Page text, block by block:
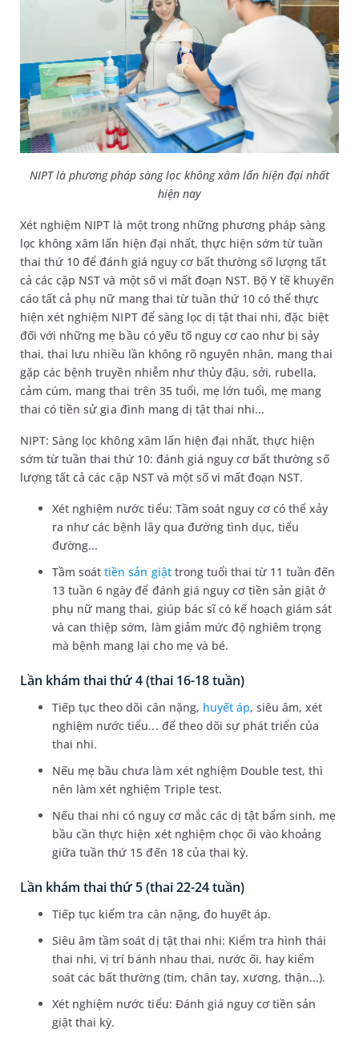
NIPT là phương pháp sàng lọc không xâm lấn hiện đại nhất
hiện nay
Xét nghiệm NIPT là một trong những phương pháp sàng
lọc không xâm lấn hiện đại nhất, thực hiện sớm từ tuần
thai thứ 10 để đánh giá nguy cơ bất thường số lượng tất
cả các cặp NST và một số vi mất đoạn NST. Bộ Y tế khuyến
cáo tất cả phụ nữ mang thai từ tuần thứ 10 có thể thực
hiện xét nghiệm NIPT để sàng lọc dị tật thai nhi, đặc biệt
đối với những mẹ bầu có yếu tố nguy cơ cao như bị sảy
thai, thai lưu nhiều lần không rõ nguyên nhân, mang thai
gặp các bệnh truyền nhiễm như thủy đậu, sởi, rubella,
cảm cúm, mang thai trên 35 tuổi, mẹ lớn tuổi, mẹ mang
thai có tiền sử gia đình mang dị tật thai nhi...
NIPT: Sàng lọc không xâm lấn hiện đại nhất, thực hiện
sớm từ tuần thai thứ 10: đánh giá nguy cơ bất thường số
lượng tất cả các cặp NST và một số vi mất đoạn NST.
Xét nghiệm nước tiểu: Tầm soát nguy cơ có thể xảy
ra như các bệnh lây qua đường tình dục, tiểu
đường...
Tầm soáttiền sản giậttrong tuổi thai từ 11 tuần đến
13 tuần 6 ngày để đánh giá nguy cơ tiền sản giật ở
phụ nữ mang thai, giúp bác sĩ có kế hoạch giám sát
và can thiệp sớm, làm giảm mức độ nghiêm trọng
mà bệnh mang lại cho mẹ và bé.
Lần khám thai thứ 4 (thai 16-18 tuần)
Tiếp tục theo dõi cân nặng, huyết áp, siêu âm, xét
nghiệm nước tiểu... để theo dõi sự phát triển của
thai nhi.
Nếu mẹ bầu chưa làm xét nghiệm Double test, thì
nên làm xét nghiệm Triple test.
Nếu thai nhi có nguy cơ mắc các dị tật bẩm sinh, mẹ
bầu cần thực hiện xét nghiệm chọc ối vào khoảng
giữa tuần thứ 15 đến 18 của thai kỳ.
Lần khám thai thứ 5 (thai 22-24 tuần)
Tiếp tục kiểm tra cân nặng, đo huyết áp.
Siêu âm tầm soát dị tật thai nhi: Kiểm tra hình thái
thai nhi, vị trí bánh nhau thai, nước ối, hay kiểm
soát các bất thường (tim, chân tay, xương, thận...).
Xét nghiệm nước tiểu: Đánh giá nguy cơ tiền sản
giật thai kỳ.